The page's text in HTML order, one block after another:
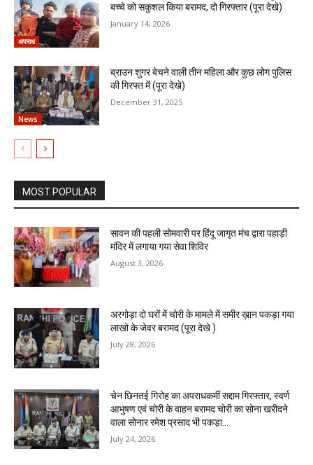
अपराध
बच्चे को सकुशल किया बरामद, दो गिरफ्तार (पूरा देखे)
January 14, 2026
News
ब्राउन शुगर बेचने वाली तीन महिला और कुछ लोग पुलिस
की गिरफ्त में (पूरा देखे)
December 31, 2025
MOST POPULAR
सावन की पहली सोमवारी पर हिंदू जागृत मंच द्वारा पहाड़ी
मंदिर में लगाया गया सेवा शिविर
August 3, 2026
अरगोड़ा दो घरों में चोरी के मामले में समीर ख़ान पकड़ा गया
लाखो के जेवर बरामद (पूरा देखे )
July 28, 2026
चेन छिनतई गिरोह का अपराधकर्मी सद्दाम गिरफ्तार, स्वर्ण
आभुषण एवं चोरी के वाहन बरामद चोरी का सोना खरीदने
वाला सोनार रमेश प्रसाद भी पकड़ा...
July 24, 2026